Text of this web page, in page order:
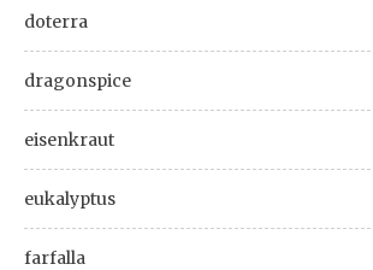
doterra
dragonspice
eisenkraut
eukalyptus
farfalla